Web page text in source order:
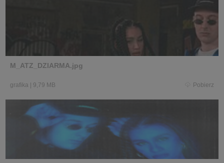
M_ATZ_DZIARMA.jpg
grafika 9,79 MB Pobierz